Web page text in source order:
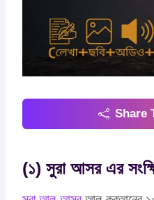
Share
(১) সুরা আসর এর